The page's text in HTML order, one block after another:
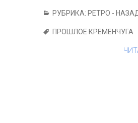
РУБРИКА: РЕТРО -
ПРОШЛОЕ КРЕМЕНЧУГА